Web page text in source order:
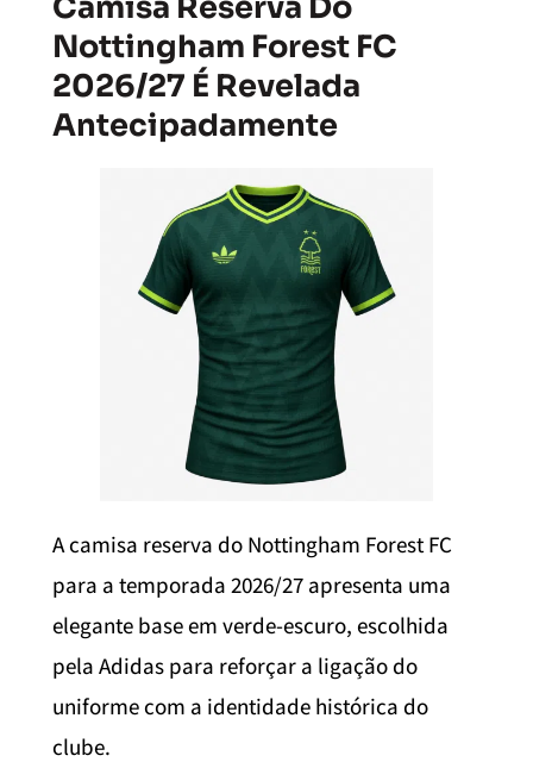
Nottingham Forest FC
2026/27 É Revelada
Antecipadamente
A camisa reserva do Nottingham Forest FC
para a temporada 2026/27 apresenta uma
elegante base em verde-escuro, escolhida
pela Adidas para reforçar a ligação do
uniforme com a identidade histórica do
clube.